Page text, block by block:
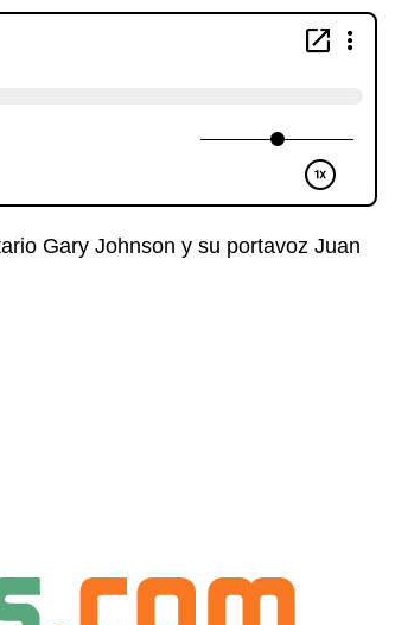
Gary Johnson y su portavoz Juan